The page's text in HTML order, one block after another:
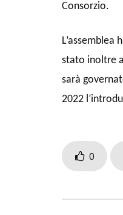
Consorzio.
stato inoltre
sarà
2022
0